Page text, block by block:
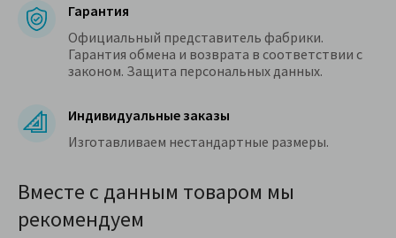
Гарантия
Официальный представитель фабрики.
Гарантия обмена и возврата в соответствии с
законом. Защита персональных данных.
Индивидуальные заказы
Изготавливаем нестандартные размеры.
Вместе с данным товаром мы
рекомендуем